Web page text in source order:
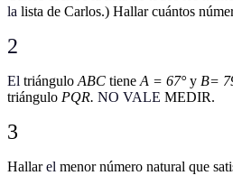
la lista de Carlos.) Hallar cuántos
2
El triángulo ABC tiene A = 67°y B=
triángulo PQR. NO VALE MEDIR.
3
Hallarel menor número natural que